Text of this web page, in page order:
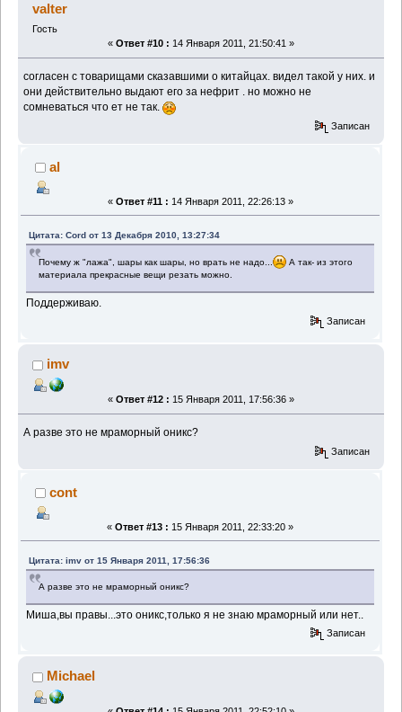
valter
Гость
« Ответ #10 : 14 Января 2011, 21:50:41 »
согласен с товарищами сказавшими о китайцах. видел такой у них. и
они действительно выдают его за нефрит . но можно не
сомневаться что ет не так.
Записан
al
« Ответ #11 : 14 Января 2011, 22:26:13 »
Цитата: Cord от 13 Декабря 2010, 13:27:34
Почему ж "лажа", шары как шары, но врать не надо...
А так- из этого
материала прекрасные вещи резать можно.
Поддерживаю.
Записан
imv
« Ответ #12 : 15 Января 2011, 17:56:36 »
А разве это не мраморный оникс?
Записан
cont
« Ответ #13 : 15 Января 2011, 22:33:20 »
Цитата: imv от 15 Января 2011, 17:56:36
А разве это не мраморный оникс?
Миша,вы правы...это оникс,только я не знаю мраморный или нет..
Записан
Michael